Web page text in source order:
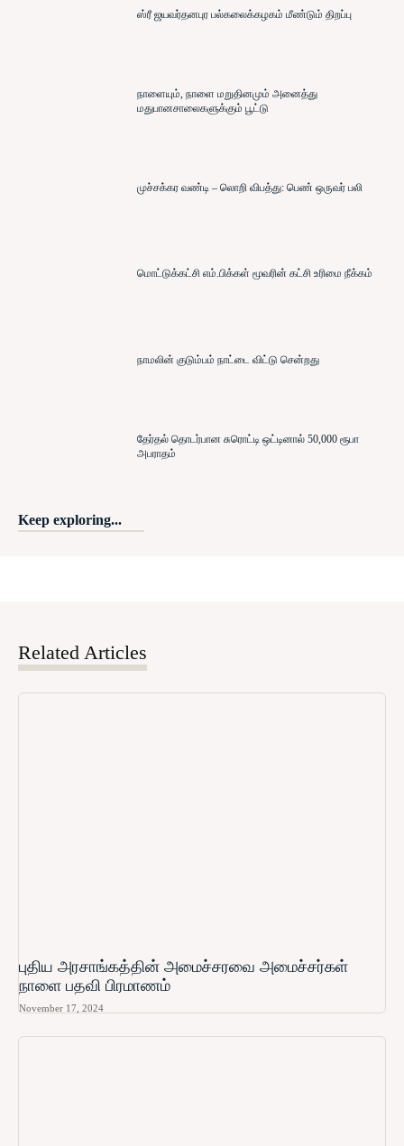
ஸ்ரீ ஜயவர்தனபுர பல்கலைக்கழகம் மீண்டும் திறப்பு
நாளையும், நாளை மறுதினமும் அனைத்து
மதுபானசாலைகளுக்கும் பூட்டு
முச்சக்கர வண்டி – லொறி விபத்து: பெண் ஒருவர் பலி
மொட்டுக்கட்சி எம்.பிக்கள் மூவரின் கட்சி உரிமை நீக்கம்
நாமலின் குடும்பம் நாட்டை விட்டு சென்றது
தேர்தல் தொடர்பான சுரொட்டி ஒட்டினால் 50,000 ரூபா
அபராதம்
Keep exploring...
Related Articles
புதிய அரசாங்கத்தின் அமைச்சரவை அமைச்சர்கள்
நாளை பதவி பிரமாணம்
November 17, 2024